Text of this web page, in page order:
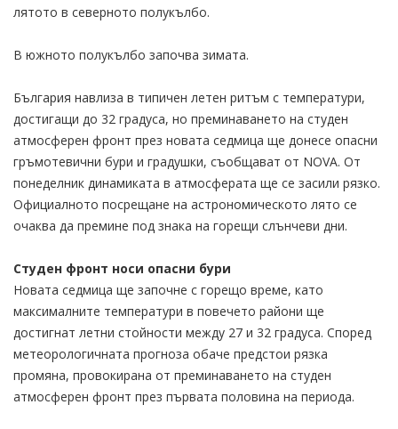
лятото в северното полукълбо.
В южното полукълбо започва зимата.
България навлиза в типичен летен ритъм с температури,
достигащи до 32 градуса, но преминаването на студен
атмосферен фронт през новата седмица ще донесе опасни
гръмотевични бури и градушки, съобщават от NOVA. От
понеделник динамиката в атмосферата ще се засили рязко.
Официалното посрещане на астрономическото лято се
очаква да премине под знака на горещи слънчеви дни.
Студен фронт носи опасни бури
Новата седмица ще започне с горещо време, като
максималните температури в повечето райони ще
достигнат летни стойности между 27 и 32 градуса. Според
метеорологичната прогноза обаче предстои рязка
промяна, провокирана от преминаването на студен
атмосферен фронт през първата половина на периода.